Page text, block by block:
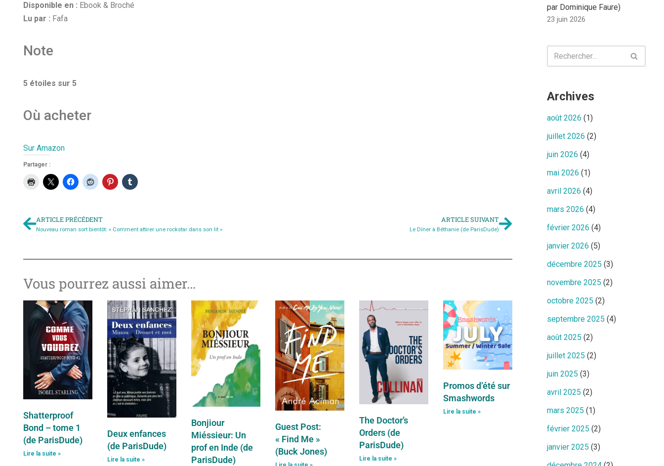
Disponible en : Ebook & Broché
Lu par : Fafa
Note
5 étoiles sur 5
Où acheter
Sur Amazon
Partager :
ARTICLE PRÉCÉDENT
Nouveau roman sort bientôt: « Comment attirer une rockstar dans son lit »
ARTICLE SUIVANT
Le Dîner à Béthanie (de ParisDude)
Vous pourrez aussi aimer…
Shatterproof
Bond – tome 1
(de ParisDude)
Lire la suite »
Deux enfances
(de ParisDude)
Lire la suite »
Bonjiour
Miéssieur: Un
prof en Inde (de
ParisDude)
Guest Post:
« Find Me »
(Buck Jones)
The Doctor’s
Orders (de
ParisDude)
Lire la suite »
Promos d’été sur
Smashwords
Lire la suite »
par Dominique Faure)
23 juin 2026
Archives
août 2026 (1)
juillet 2026 (2)
juin 2026 (4)
mai 2026 (1)
avril 2026 (4)
mars 2026 (4)
février 2026 (4)
janvier 2026 (5)
décembre 2025 (3)
novembre 2025 (2)
octobre 2025 (2)
septembre 2025 (4)
août 2025 (2)
juillet 2025 (2)
juin 2025 (3)
avril 2025 (2)
mars 2025 (1)
février 2025 (2)
janvier 2025 (3)